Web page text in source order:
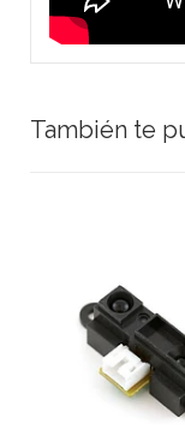
También te